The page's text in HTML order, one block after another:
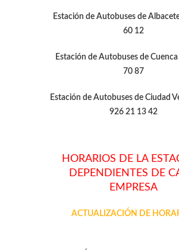
Estación de Autobuses de
60 12
Estación de Autobuses de
70 87
Estación de Autobuses de Ciudad
926 21 13 42
HORARIOS DE LA
DEPENDIENTES DE
EMPRESA
ACTUALIZACIÓN DE